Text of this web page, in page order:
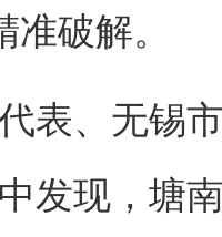
准破解。
、无锡市
发现，塘